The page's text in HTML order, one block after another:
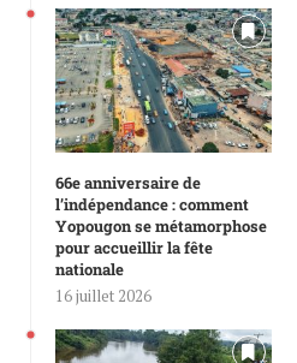
66e anniversaire de
l’indépendance : comment
Yopougon se métamorphose
pour accueillir la fête
nationale
16 juillet 2026